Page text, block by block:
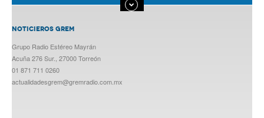
NOTICIEROS GREM
Grupo Radio Estéreo Mayrán
Acuña 276 Sur., 27000 Torreón
01 871 711 0260
actualidadesgrem@gremradio.com.mx